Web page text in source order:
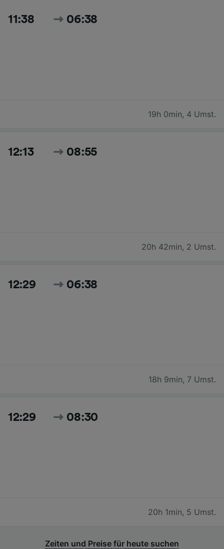
11:38 06:38
19h 0min, 4 Umst.
12:13 08:55
20h 42min, 2 Umst.
12:29 06:38
18h 9min, 7 Umst.
12:29 08:30
20h 1min, 5 Umst.
Zeiten und Preise für heute suchen